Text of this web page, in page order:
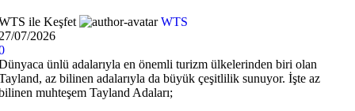
ile Keşfet
WTS
07/2026
ünlü adalarıyla en önemli turizm ülkelerinden biri olan
az bilinen adalarıyla da büyük çeşitlilik sunuyor. İşte az
muhteşem Tayland Adaları;